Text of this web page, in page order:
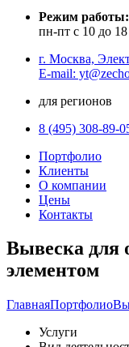
Режим работы:
пн-пт с 10 до 18
г. Москва,
E-mail:
для регионов
8 (495) 308-89-
Портфолио
Клиенты
О компании
Цены
Контакты
Вывеска для
элементом
ГлавнаяПортфолио
Услуги